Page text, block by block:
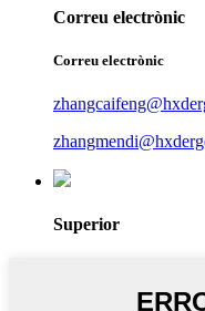
Correu electrònic
Correu electrònic
Superior